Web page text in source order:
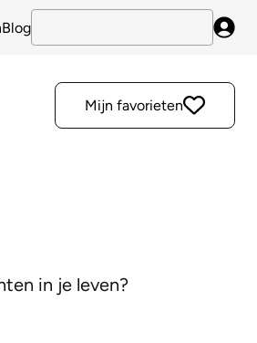
Blog
Mijn favorieten
in je leven?